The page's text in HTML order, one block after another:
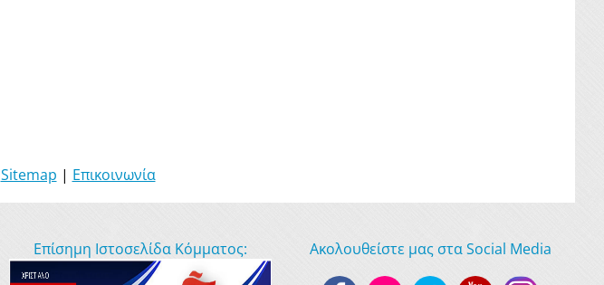
Sitemap | Επικοινωνία
Επίσημη Ιστοσελίδα Κόμματος: Ακολουθείστε μας στα Social Media